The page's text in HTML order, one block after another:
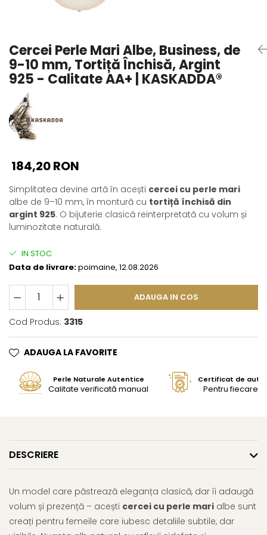
Seturi Perle cu Argint
Pandantive cu Perle
Brose cu Perle
Cercei Perle Mari Albe, Business, de
9-10 mm, Tortiță Închisă, Argint
925 - Calitate AA+ | KASKADDA®
184,20 RON
Simplitatea devine artă în acești cercei cu perle mari
albe de 9–10 mm, în montură cu tortiță închisă din
argint 925. O bijuterie clasică reinterpretată cu volum și
luminozitate naturală.
IN STOC
Data de livrare:poimaine, 12.08.2026
ADAUGA IN COS
Cod Produs: 3315
ADAUGA LA FAVORITE
Perle Naturale Autentice
Calitate verificată manual
Certificat de
Pentru fiecare
DESCRIERE
Un model care păstrează eleganța clasică, dar îi adaugă
volum și prezență – acești cercei cu perle mari albe sunt
creați pentru femeile care iubesc detaliile subtile, dar